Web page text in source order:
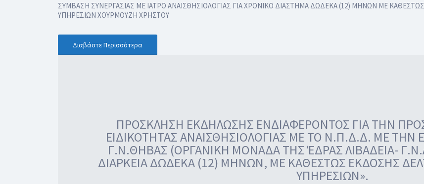
ΣΥΜΒΑΣΗ ΣΥΝΕΡΓΑΣΙΑΣ ΜΕ ΙΑΤΡΟ ΑΝΑΙΣΘΗΣΙΟΛΟΓΙΑΣ ΓΙΑ ΧΡΟΝΙΚΟ ΔΙΑΣΤΗΜΑ ΔΩΔΕΚΑ (12) ΜΗΝΩΝ ΜΕ
ΥΠΗΡΕΣΙΩΝ ΧΟΥΡΜΟΥΖΗ ΧΡΗΣΤΟΥ
Διαβάστε Περισσότερα
ΠΡΟΣΚΛΗΣΗ ΕΚΔΗΛΩΣΗΣ ΕΝΔΙΑΦΕΡΟΝΤΟΣ ΓΙΑ ΤΗΝ
ΕΙΔΙΚΟΤΗΤΑΣ ΑΝΑΙΣΘΗΣΙΟΛΟΓΙΑΣ ΜΕ ΤΟ Ν.Π.Δ.Δ. ΜΕ ΤΗΝ
Γ.Ν.ΘΗΒΑΣ (ΟΡΓΑΝΙΚΗ ΜΟΝΑΔΑ ΤΗΣ ΈΔΡΑΣ ΛΙΒΑΔΕΙΑ-
ΔΙΑΡΚΕΙΑ ΔΩΔΕΚΑ (12) ΜΗΝΩΝ, ΜΕ ΚΑΘΕΣΤΩΣ ΕΚΔΟΣΗΣ
ΥΠΗΡΕΣΙΩΝ».